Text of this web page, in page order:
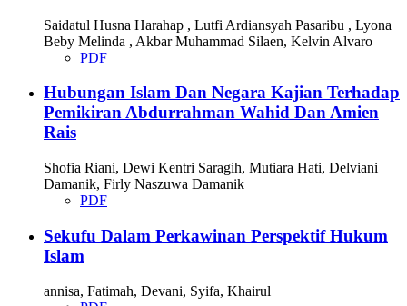
Saidatul Husna Harahap , Lutfi Ardiansyah Pasaribu , Lyona
Beby Melinda , Akbar Muhammad Silaen, Kelvin Alvaro
PDF
Hubungan Islam Dan Negara Kajian Terhadap
Pemikiran Abdurrahman Wahid Dan Amien
Rais
Shofia Riani, Dewi Kentri Saragih, Mutiara Hati, Delviani
Damanik, Firly Naszuwa Damanik
PDF
Sekufu Dalam Perkawinan Perspektif Hukum
Islam
annisa, Fatimah, Devani, Syifa, Khairul